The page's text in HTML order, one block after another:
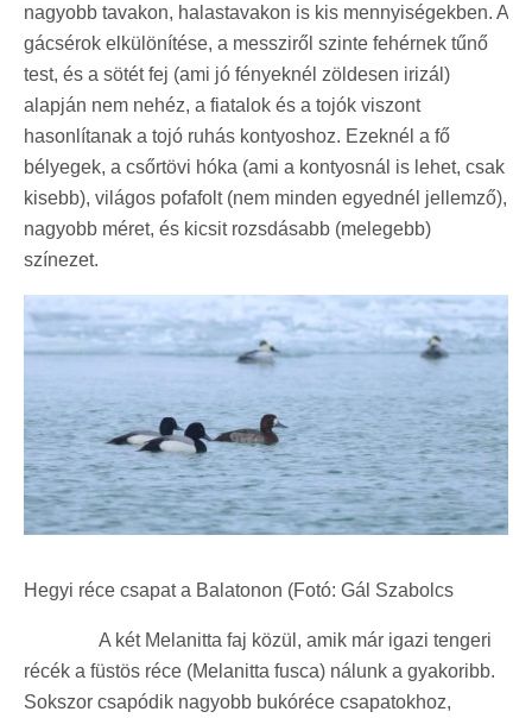
nagyobb tavakon, halastavakon is kis mennyiségekben. A
gácsérok elkülönítése, a messziről szinte fehérnek tűnő
test, és a sötét fej (ami jó fényeknél zöldesen irizál)
alapján nem nehéz, a fiatalok és a tojók viszont
hasonlítanak a tojó ruhás kontyoshoz. Ezeknél a fő
bélyegek, a csőrtövi hóka (ami a kontyosnál is lehet, csak
kisebb), világos pofafolt (nem minden egyednél jellemző),
nagyobb méret, és kicsit rozsdásabb (melegebb)
színezet.
Hegyi réce csapat a Balatonon (Fotó: Gál Szabolcs
A két Melanitta faj közül, amik már igazi tengeri
récék a füstös réce (Melanitta fusca) nálunk a gyakoribb.
Sokszor csapódik nagyobb bukóréce csapatokhoz,